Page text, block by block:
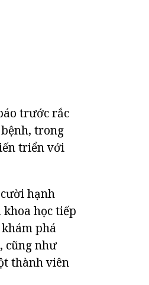
trước rắc
trong
triển với
hạnh
khoa học tiếp
phá
cũng như
thành viên